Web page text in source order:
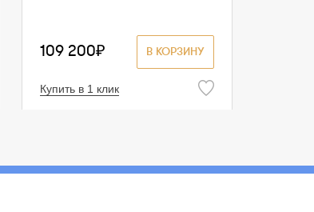
В КОРЗИНУ
109 200₽
Купить в 1 клик